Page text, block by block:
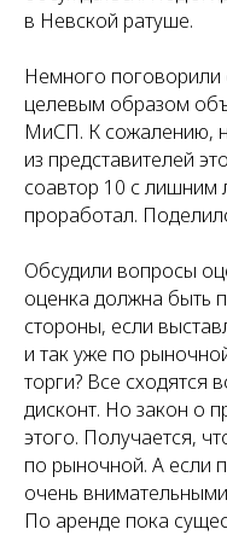
в Невской ратуше.
Немного поговорили
целевым образом
МиСП. К сожалению,
из представителей
соавтор 10 с лишним
проработал.
Обсудили вопросы
оценка должна быть
стороны, если
и так уже по
торги? Все сходятся
дисконт. Но закон о
этого. Получается,
по рыночной. А если
очень
По аренде пока